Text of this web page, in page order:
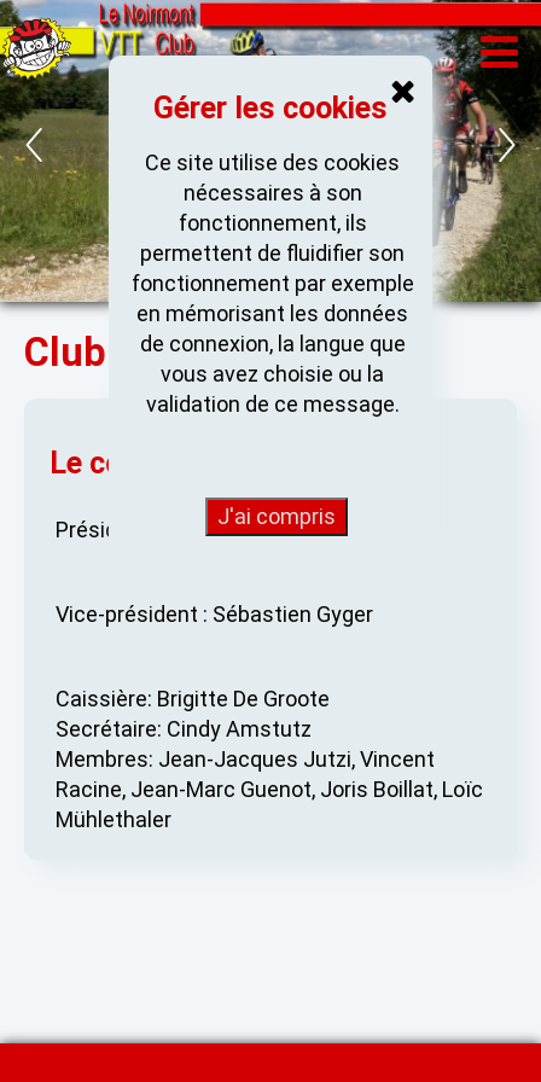
Club
Le comité
Président : René Boillat
Vice-président : Sébastien Gyger
Caissière: Brigitte De Groote
Secrétaire: Cindy Amstutz
Membres: Jean-Jacques Jutzi, Vincent
Racine, Jean-Marc Guenot, Joris Boillat, Loïc
Mühlethaler
Gérer les cookies
Ce site utilise des cookies
nécessaires à son
fonctionnement, ils
permettent de fluidifier son
fonctionnement par exemple
en mémorisant les données
de connexion, la langue que
vous avez choisie ou la
validation de ce message.